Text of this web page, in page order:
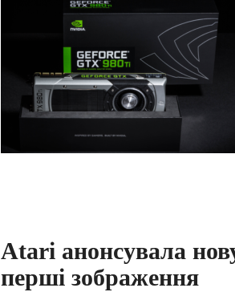
Atari анонсувала
перші зображення